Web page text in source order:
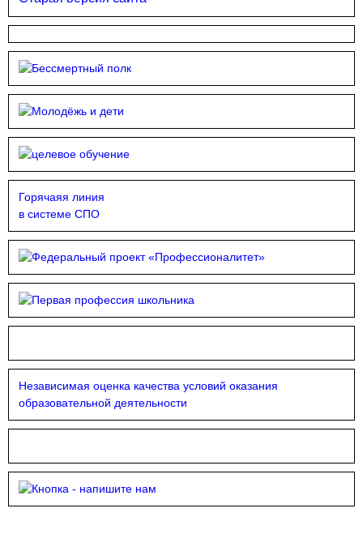
Горячаяя линия
в системе СПО
Независимая оценка качества условий оказания
образовательной деятельности